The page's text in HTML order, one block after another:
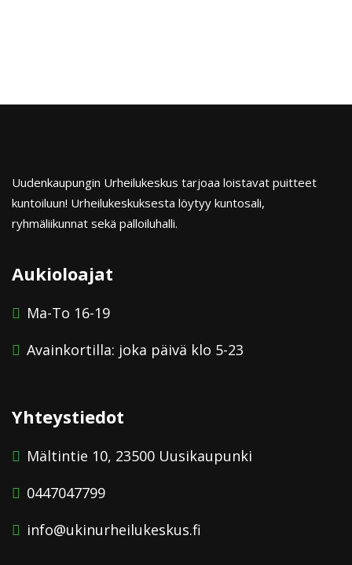
Uudenkaupungin Urheilukeskus tarjoaa loistavat puitteet
kuntoiluun! Urheilukeskuksesta löytyy kuntosali,
ryhmäliikunnat sekä palloiluhalli.
Aukioloajat
Ma-To 16-19
Avainkortilla: joka päivä klo 5-23
Yhteystiedot
Mältintie 10, 23500 Uusikaupunki
0447047799
info@ukinurheilukeskus.fi